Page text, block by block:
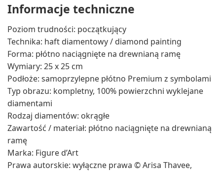
Informacje techniczne
Poziom trudności: początkujący
Technika: haft diamentowy / diamond painting
Forma: płótno naciągnięte na drewnianą ramę
Wymiary: 25 x 25 cm
Podłoże: samoprzylepne płótno Premium z symbolami
Typ obrazu: kompletny, 100% powierzchni wyklejane
diamentami
Rodzaj diamentów: okrągłe
Zawartość / materiał: płótno naciągnięte na drewnianą
ramę
Marka: Figure d’Art
Prawa autorskie: wyłączne prawa © Arisa Thavee,